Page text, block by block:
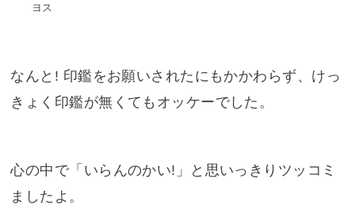
ヨス
なんと! 印鑑をお願いされたにもかかわらず、けっ
きょく印鑑が無くてもオッケーでした。
心の中で「いらんのかい!」と思いっきりツッコミ
ましたよ。